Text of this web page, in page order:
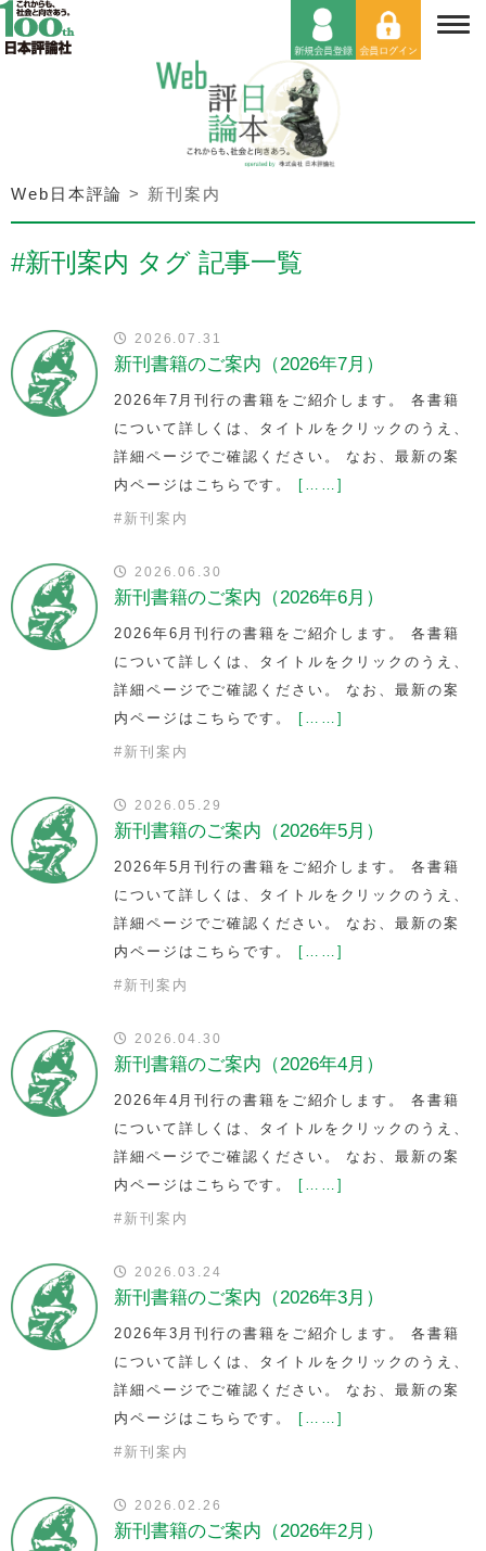
Web日本評論 > 新刊案内
#新刊案内 タグ 記事一覧
2026.07.31
新刊書籍のご案内（2026年7月）
2026年7月刊行の書籍をご紹介します。 各書籍
について詳しくは、タイトルをクリックのうえ、
詳細ページでご確認ください。 なお、最新の案
内ページはこちらです。 [……]
# 新刊案内
2026.06.30
新刊書籍のご案内（2026年6月）
2026年6月刊行の書籍をご紹介します。 各書籍
について詳しくは、タイトルをクリックのうえ、
詳細ページでご確認ください。 なお、最新の案
内ページはこちらです。 [……]
# 新刊案内
2026.05.29
新刊書籍のご案内（2026年5月）
2026年5月刊行の書籍をご紹介します。 各書籍
について詳しくは、タイトルをクリックのうえ、
詳細ページでご確認ください。 なお、最新の案
内ページはこちらです。 [……]
# 新刊案内
2026.04.30
新刊書籍のご案内（2026年4月）
2026年4月刊行の書籍をご紹介します。 各書籍
について詳しくは、タイトルをクリックのうえ、
詳細ページでご確認ください。 なお、最新の案
内ページはこちらです。 [……]
# 新刊案内
2026.03.24
新刊書籍のご案内（2026年3月）
2026年3月刊行の書籍をご紹介します。 各書籍
について詳しくは、タイトルをクリックのうえ、
詳細ページでご確認ください。 なお、最新の案
内ページはこちらです。 [……]
# 新刊案内
2026.02.26
新刊書籍のご案内（2026年2月）